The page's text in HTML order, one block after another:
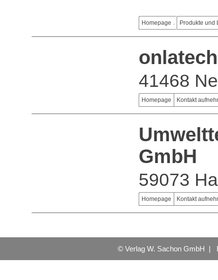
Homepage Produkte und
41468
Homepage Kontakt
GmbH
59073
Homepage Kontakt
© Verlag W. Sachon GmbH |